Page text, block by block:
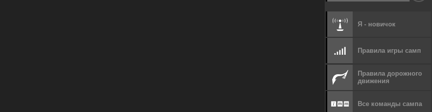
Я - новичок
Правила игры самп
Правила дорожного
движения
Все команды сампа